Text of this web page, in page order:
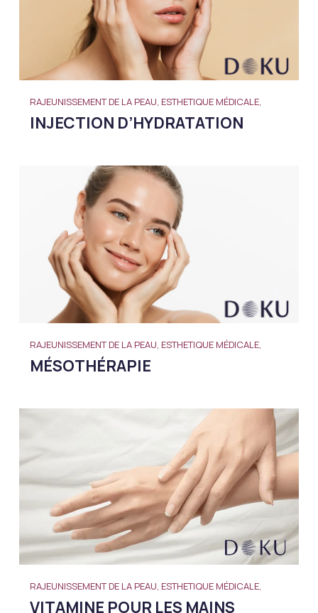
RAJEUNISSEMENT DE LA PEAU, ESTHETIQUE MÉDICALE,
INJECTION D’HYDRATATION
RAJEUNISSEMENT DE LA PEAU, ESTHETIQUE MÉDICALE,
MÉSOTHÉRAPIE
RAJEUNISSEMENT DE LA PEAU, ESTHETIQUE MÉDICALE,
VITAMINE POUR LES MAINS